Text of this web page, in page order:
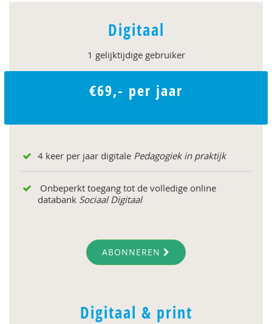
Digitaal
1 gelijktijdige gebruiker
€69,- per jaar
4 keer per jaar digitale Pedagogiek in praktijk
Onbeperkt toegang tot de volledige online
databank Sociaal Digitaal
ABONNEREN
Digitaal & print